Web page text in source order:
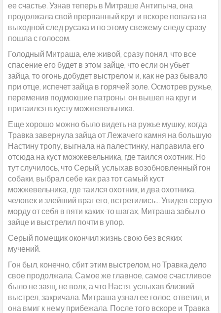
ее счастье. Узнав теперь в Митраше Антипыча, она
продолжала свой прерванный круг и вскоре попала на
выходной след русака и по этому свежему следу сразу
пошла с голосом.
Голодный Митраша, еле живой, сразу понял, что все
спасение его будет в этом зайце, что если он убьет
зайца, то огонь добудет выстрелом и, как не раз бывало
при отце, испечет зайца в горячей золе. Осмотрев ружье,
переменив подмокшие патроны, он вышел на круг и
притаился в кусту можжевельника.
Еще хорошо можно было видеть на ружье мушку, когда
Травка завернула зайца от Лежачего камня на большую
Настину тропу, выгнала на палестинку, направила его
отсюда на куст можжевельника, где таился охотник. Но
тут случилось, что Серый, услыхав возобновленный гон
собаки, выбрал себе как раз тот самый куст
можжевельника, где таился охотник, и два охотника,
человек и злейший враг его, встретились... Увидев серую
морду от себя в пяти каких-то шагах, Митраша забыл о
зайце и выстрелил почти в упор.
Серый помещик окончил жизнь свою без всяких
мучений.
Гон был, конечно, сбит этим выстрелом, но Травка дело
свое продолжала. Самое же главное, самое счастливое
было не заяц, не волк, а что Настя, услыхав близкий
выстрел, закричала. Митраша узнал ее голос, ответил, и
она вмиг к нему прибежала. После того вскоре и Травка